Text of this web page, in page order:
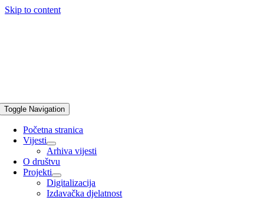
Skip to content
Toggle Navigation
Početna stranica
Vijesti
Arhiva vijesti
O društvu
Projekti
Digitalizacija
Izdavačka djelatnost